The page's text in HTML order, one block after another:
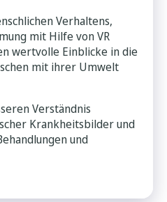
Verhaltens,
mit Hilfe von VR
wertvolle Einblicke in die
mit ihrer Umwelt
Verständnis
Krankheitsbilder und
und